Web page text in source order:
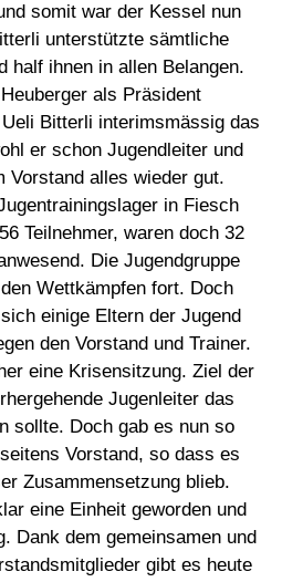
somit war der Kessel nun
unterstützte sämtliche
half ihnen in allen Belangen.
als Präsident
Bitterli interimsmässig das
er schon Jugendleiter und
Vorstand alles wieder gut.
in Fiesch
Teilnehmer, waren doch 32
Die Jugendgruppe
Wettkämpfen fort. Doch
einige Eltern der Jugend
den Vorstand und Trainer.
eine Krisensitzung. Ziel der
Jugenleiter das
sollte. Doch gab es nun so
Vorstand, so dass es
Zusammensetzung blieb.
eine Einheit geworden und
Dank dem gemeinsamen und
gibt es heute